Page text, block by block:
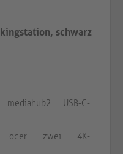
schwarz
USB-C-
oder zwei 4K-